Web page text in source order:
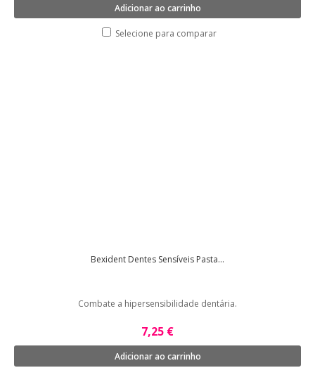
Adicionar ao carrinho
Selecione para comparar
Bexident Dentes Sensíveis Pasta...
Combate a hipersensibilidade dentária.
7,25 €
Adicionar ao carrinho